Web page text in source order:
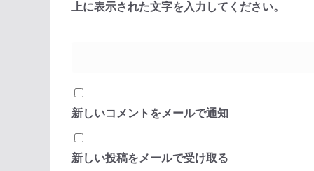
上に表示された文字を入力してください。
新しいコメントをメールで通知
新しい投稿をメールで受け取る